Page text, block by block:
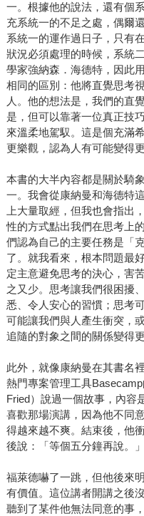
一。根據他的說法，還有個
充系統一的不足之處，偶爾
系統一的運作過日子，只有
狀況必須處理的時候，系統
學家強納森．海德特，因此
相同的區別：他將直覺思考
人。他的想法是，我們的直
是，但可以靠著一位真正技
來溫柔地駕馭。這是個充滿
更樂觀，認為人有可能變得更
本書的大半內容都是關於騎
一。我會從康納曼和海德特
上大量取經，但我也會指出
性的方式點出我們在思考上
們認為自己的主要任務是「
了。就我看來，根本問題最
定主意避免思考的決心，害
之又少。思考讓我們很困擾
悉、令人安心的習慣；思考
可能讓我們與人產生衝突，
追隨的對象之間的關係變得
此外，就像康納曼在其書名
熱門專案管理工具
Fried）說過一個故事，內容
喜歡那場演講，因為他不同
得越來越不爽。結束後，他
後說：「等個五分鐘再說。」
福萊德嚇了一跳，但他後來
有價值。這位講者開講之後
聽到了某件他無法同意的事